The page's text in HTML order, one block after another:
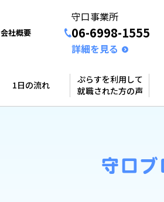
会社概要
守口事業所
06-6998-1555
詳細を見る
1日の流れ
ぷらすを利用して
就職された方の声
守口ブ